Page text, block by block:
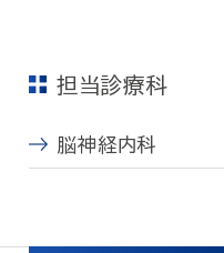
担当診療科
脳神経内科